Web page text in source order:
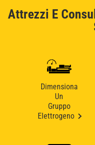
Attrezzi E
Dimensiona
Un
Gruppo
Elettrogeno